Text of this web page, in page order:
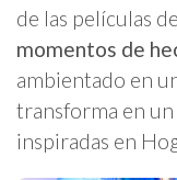
de las películas
momentos de
ambientado en
transforma en
inspiradas en